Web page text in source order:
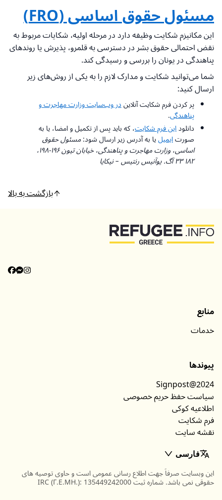
مسئول حقوق اساسی (FRO)
این مکانیزم شکایتوظیفه دارد در مرحله اولیه، شکایات مربوط به
نقض احتمالی حقوق بشر در دسترسی به قلمرو، پذیرش یا روندهای
پناهندگی در یونان را بررسی و رسیدگی کند.
شما می‌توانید شکایت و مدارک لازم را به یکی از روش‌های زیر
ارسال کنید:
پر کردن فرم شکایت آنلایندر وب‌سایت وزارت مهاجرت و
پناهندگی.
دانلوداین فرم شکایت، که باید پس از تکمیل و امضا، یا به
صورتایمیلیا به آدرس زیر ارسال شود:مسئول حقوق
اساسی، وزارت مهاجرت و پناهندگی، خیابان تیون ۱۹۶-۱۹۸،
۱۸۲ ۳۳ آگ. یوآنیس رنتیس – نیکایا
بازگشت به بالا
دسته‌بندی‌ها
اطلاعات
منابع
خدمات
پیوندها
Signpost@2024
سیاست حفظ حریم خصوصی
اطلاعیه کوکی
فرم شکایت
نقشه سایت